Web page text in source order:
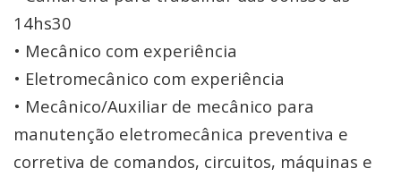
14hs30
• Mecânico com experiência
• Eletromecânico com experiência
• Mecânico/Auxiliar de mecânico para
manutenção eletromecânica preventiva e
corretiva de comandos, circuitos, máquinas e